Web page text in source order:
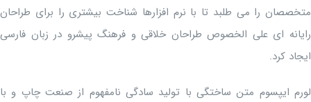
متخصصان را می طلبد تا با نرم افزارها شناخت بیشتری را برای طراحان
رایانه ای علی الخصوص طراحان خلاقی و فرهنگ پیشرو در زبان فارسی
ایجاد کرد.
لورم ایپسوم متن ساختگی با تولید سادگی نامفهوم از صنعت چاپ و با